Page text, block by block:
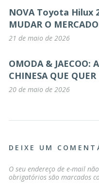
NOVA Toyota Hilux
MUDAR O
21 de maio de 2026
OMODA & JAECOO:
CHINESA QUE
20 de maio de 2026
DEIXE UM
O seu endereço de e-mail
obrigatórios são marcados